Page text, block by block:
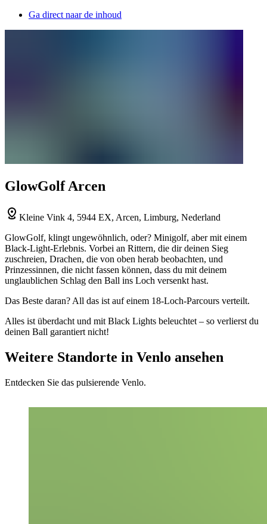
Ga direct naar de inhoud
GlowGolf Arcen
Kleine Vink 4, 5944 EX, Arcen, Limburg, Nederland
GlowGolf, klingt ungewöhnlich, oder? Minigolf, aber mit einem
Black-Light-Erlebnis. Vorbei an Rittern, die dir deinen Sieg
zuschreien, Drachen, die von oben herab beobachten, und
Prinzessinnen, die nicht fassen können, dass du mit deinem
unglaublichen Schlag den Ball ins Loch versenkt hast.
Das Beste daran? All das ist auf einem 18-Loch-Parcours verteilt.
Alles ist überdacht und mit Black Lights beleuchtet – so verlierst du
deinen Ball garantiert nicht!
Weitere Standorte in Venlo ansehen
Entdecken Sie das pulsierende Venlo.